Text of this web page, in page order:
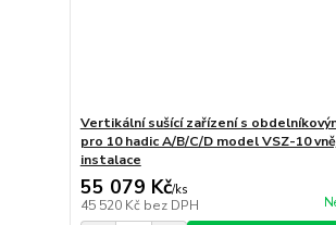
Vertikální sušící zařízení s
pro 10 hadic A/B/C/D model VSZ-10
instalace
55 079 Kč/ks
45 520 Kč bez DPH